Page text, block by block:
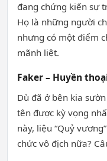
đang chứng kiến sự
Họ là những người
nhưng có một điểm
mãnh liệt.
Faker – Huyền
Dù đã ở bên kia
tên được kỳ vọng
này, liệu “Quỷ
chức vô địch nữa?